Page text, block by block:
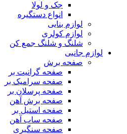
جک و لولا
انواع دستگیره
لوازم بنایی
لوازم کولری
شلنگ و شلنگ جمع کن
لوازم جانبی
صفحه برش
صفحه گرانیت بر
صفحه سرامیک بر
صفحه پرسلان بر
صفحه برش آهن
صفحه استیل بر
صفحه ساب آهن
صفحه سنگبری